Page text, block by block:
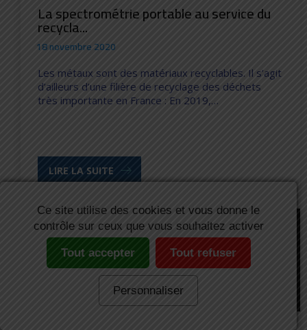
La spectrométrie portable au service du
recycla...
18 novembre 2020
Les métaux sont des matériaux recyclables. Il s’agit
d’ailleurs d’une filière de recyclage des déchets
très importante en France : En 2019,…
LIRE LA SUITE
Diagnostic Immobilier
Ce site utilise des cookies et vous donne le
contrôle sur ceux que vous souhaitez activer
Tout accepter Tout refuser
Personnaliser